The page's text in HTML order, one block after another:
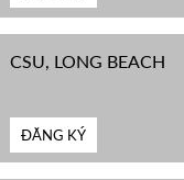
CSU, LONG BEACH
ĐĂNG KÝ